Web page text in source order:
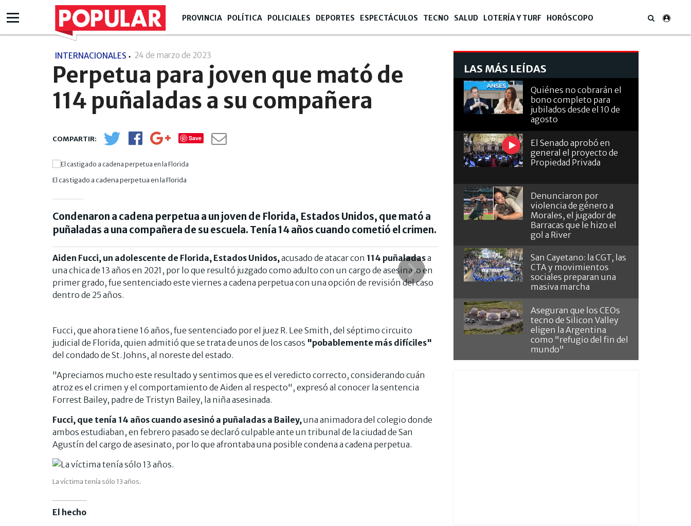
PROVINCIA POLÍTICA POLICIALES DEPORTES ESPECTÁCULOS TECNO SALUD LOTERÍA Y TURF HORÓSCOPO
INTERNACIONALES 24 de marzo de 2023
Perpetua para joven que mató de
114 puñaladas a su compañera
Save
El castigado a cadena perpetua en la Florida
Condenaron a cadena perpetua a un joven de Florida, Estados Unidos, que mató a
puñaladas a una compañera de su escuela. Tenía 14 años cuando cometió el crimen.
Aiden Fucci, un adolescente de Florida, Estados Unidos, acusado de atacar con 114 puñaladasa
una chica de 13 años en 2021, por lo que resultó juzgado como adulto con un cargo de asesinato en
primer grado, fue sentenciado este viernes a cadena perpetua con una opción de revisión del caso
dentro de 25 años.
Fucci, que ahora tiene 16 años, fue sentenciado por el juez R. Lee Smith, del séptimo circuito
judicial de Florida, quien admitió que se trata de unos de los casos "pobablemente más difíciles"
del condado de St. Johns, al noreste del estado.
"Apreciamos mucho este resultado y sentimos que es el veredicto correcto, considerando cuán
atroz es el crimen y el comportamiento de Aiden al respecto", expresó al conocer la sentencia
Forrest Bailey, padre de Tristyn Bailey, la niña asesinada.
Fucci, que tenía 14 años cuando asesinó a puñaladas a Bailey, una animadora del colegio donde
ambos estudiaban, en febrero pasado se declaró culpable ante un tribunal de la ciudad de San
Agustín del cargo de asesinato, por lo que afrontaba una posible condena a cadena perpetua.
La víctima tenía sólo 13 años.
El hecho
LAS MÁS LEÍDAS
Quiénes no cobrarán el
bono completo para
jubilados desde el 10 de
agosto
El Senado aprobó en
general el proyecto de
Propiedad Privada
Denunciaron por
violencia de género a
Morales, el jugador de
Barracas que le hizo el
gol a River
San Cayetano: la CGT, las
CTA y movimientos
sociales preparan una
masiva marcha
Aseguran que los CEOs
tecno de Silicon Valley
eligen la Argentina
como "refugio del fin del
mundo"